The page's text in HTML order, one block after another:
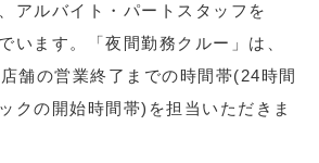
アルバイト・パートスタッフを
います。「夜間勤務クルー」は、
舗の営業終了までの時間帯(24時間
クの開始時間帯)を担当いただきま